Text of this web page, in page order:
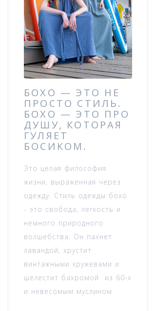
БОХО — ЭТО НЕ
ПРОСТО СТИЛЬ.
БОХО — ЭТО ПРО
ДУШУ, КОТОРАЯ
ГУЛЯЕТ
БОСИКОМ.
Это целая философия
жизни, выраженная через
одежду. Стиль одежды бохо
- это свобода, легкость и
немного природного
волшебства. Он пахнет
лавандой, хрустит
винтажными кружевами и
шелестит бахромой из 60-х
и невесомым муслином.